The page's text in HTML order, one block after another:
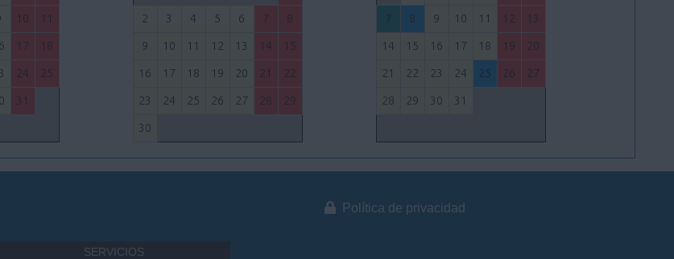
10 11
17 18
24 25
31
2 3 4 5 6 7 8
9 10 11 12 13 14 15
16 17 18 19 20 21 22
23 24 25 26 27 28 29
30
8 9 10 11 12 13
14 15 16 17 18 19 20
21 22 23 24 25 26 27
28 29 30 31
SERVICIOS
Política de privacidad